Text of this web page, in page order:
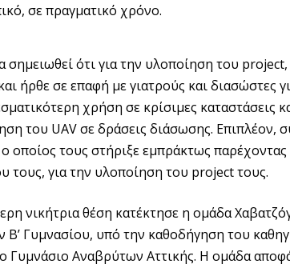
σε πραγματικό χρόνο.
σημειωθεί ότι για την υλοποίηση του
ήρθε σε επαφή με γιατρούς και διασώστες
χρήση σε κρίσιμες καταστάσεις
του UAV σε δράσεις διάσωσης. Επιπλέον,
οποίος τους στήριξε εμπράκτως
τους, για την υλοποίηση του project τους.
νικήτρια θέση κατέκτησε η ομάδα
Β’ Γυμνασίου, υπό την καθοδήγηση του
Γυμνάσιο Αναβρύτων Αττικής. Η ομάδα